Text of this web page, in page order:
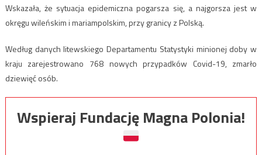
Wskazała, że sytuacja epidemiczna pogarsza się, a najgorsza jest w
okręgu wileńskim i mariampolskim, przy granicy z Polską.
Według danych litewskiego Departamentu Statystyki minionej doby w
kraju zarejestrowano 768 nowych przypadków Covid-19, zmarło
dziewięć osób.
Wspieraj Fundację Magna Polonia!